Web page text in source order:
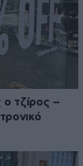
ο τζίρος –